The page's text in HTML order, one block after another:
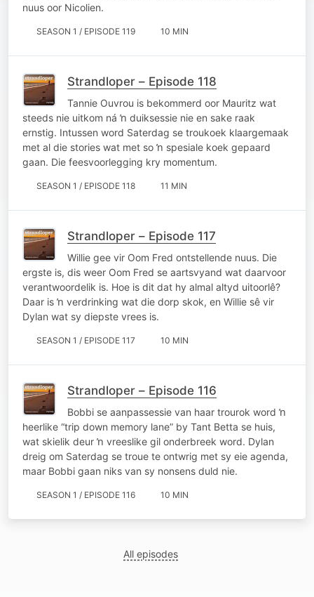
nuus oor Nicolien.
SEASON 1 / EPISODE 119 10 MIN
Strandloper – Episode 118
Tannie Ouvrou is bekommerd oor Mauritz wat
steeds nie uitkom ná ŉ duiksessie nie en sake raak
ernstig. Intussen word Saterdag se troukoek klaargemaak
met al die stories wat met so ŉ spesiale koek gepaard
gaan. Die feesvoorlegging kry momentum.
SEASON 1 / EPISODE 118 11 MIN
Strandloper – Episode 117
Willie gee vir Oom Fred ontstellende nuus. Die
ergste is, dis weer Oom Fred se aartsvyand wat daarvoor
verantwoordelik is. Hoe is dit dat hy almal altyd uitoorlê?
Daar is ŉ verdrinking wat die dorp skok, en Willie sê vir
Dylan wat sy diepste vrees is.
SEASON 1 / EPISODE 117 10 MIN
Strandloper – Episode 116
Bobbi se aanpassessie van haar trourok word ŉ
heerlike “trip down memory lane” by Tant Betta se huis,
wat skielik deur ŉ vreeslike gil onderbreek word. Dylan
dreig om Saterdag se troue te ontwrig met sy eie agenda,
maar Bobbi gaan niks van sy nonsens duld nie.
SEASON 1 / EPISODE 116 10 MIN
All episodes